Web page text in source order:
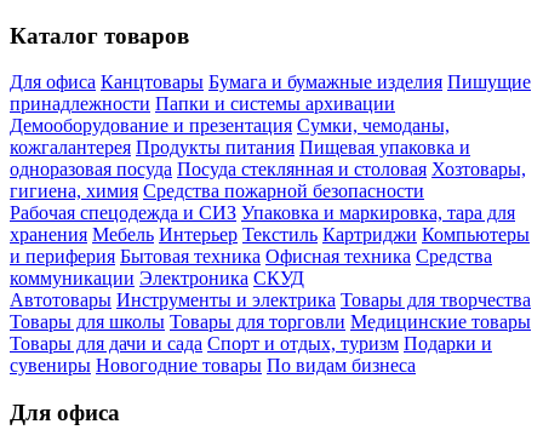
Каталог товаров
Для офиса Канцтовары Бумага и бумажные изделия Пишущие
принадлежности Папки и системы архивации
Демооборудование и презентация Сумки, чемоданы,
кожгалантерея Продукты питания Пищевая упаковка и
одноразовая посуда Посуда стеклянная и столовая Хозтовары,
гигиена, химия Средства пожарной безопасности
Рабочая спецодежда и СИЗ Упаковка и маркировка, тара для
хранения Мебель Интерьер Текстиль Картриджи Компьютеры
и периферия Бытовая техника Офисная техника Средства
коммуникации Электроника СКУД
Автотовары Инструменты и электрика Товары для творчества
Товары для школы Товары для торговли Медицинские товары
Товары для дачи и сада Спорт и отдых, туризм Подарки и
сувениры Новогодние товары По видам бизнеса
Для офиса